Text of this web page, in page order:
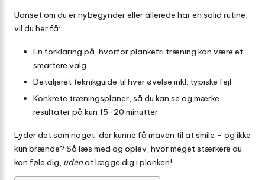
Uanset om du er nybegynder eller allerede har en solid rutine,
vil du her få:
En forklaring på, hvorfor plankefri træning kan være et
smartere valg
Detaljeret teknikguide til hver øvelse inkl. typiske fejl
Konkrete træningsplaner, så du kan se og mærke
resultater på kun 15-20 minutter
Lyder det som noget, der kunne få maven til at smile – og ikke
kun brænde? Så læs med og oplev, hvor meget stærkere du
kan føle dig, udenat lægge dig i planken!